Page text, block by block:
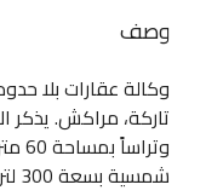
وصف
وكالة عقارات بلا
تاركة، مراكش. يذكر
شمسية بسعة 300 لتر.